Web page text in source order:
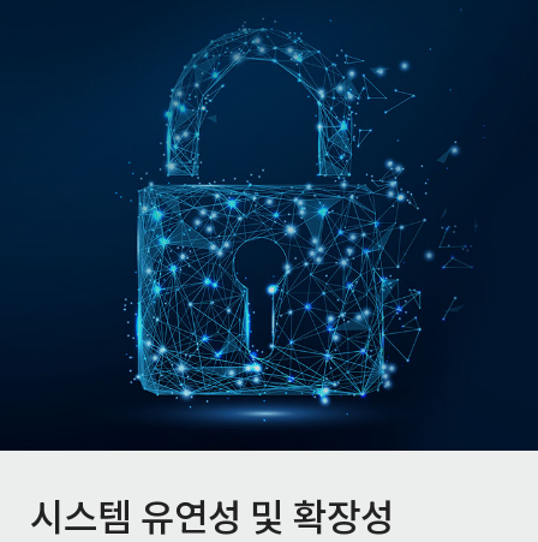
시스템 유연성 및 확장성